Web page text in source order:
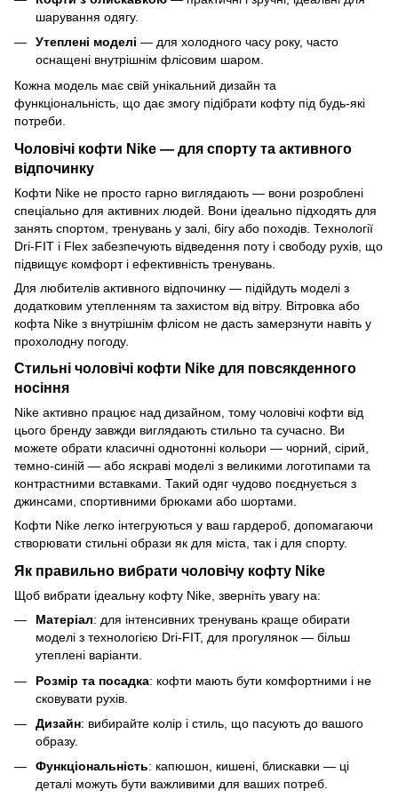
шарування одягу.
Утеплені моделі — для холодного часу року, часто
оснащені внутрішнім флісовим шаром.
Кожна модель має свій унікальний дизайн та
функціональність, що дає змогу підібрати кофту під будь-які
потреби.
Чоловічі кофти Nike — для спорту та активного
відпочинку
Кофти Nike не просто гарно виглядають — вони розроблені
спеціально для активних людей. Вони ідеально підходять для
занять спортом, тренувань у залі, бігу або походів. Технології
Dri-FIT і Flex забезпечують відведення поту і свободу рухів, що
підвищує комфорт і ефективність тренувань.
Для любителів активного відпочинку — підійдуть моделі з
додатковим утепленням та захистом від вітру. Вітровка або
кофта Nike з внутрішнім флісом не дасть замерзнути навіть у
прохолодну погоду.
Стильні чоловічі кофти Nike для повсякденного
носіння
Nike активно працює над дизайном, тому чоловічі кофти від
цього бренду завжди виглядають стильно та сучасно. Ви
можете обрати класичні однотонні кольори — чорний, сірий,
темно-синій — або яскраві моделі з великими логотипами та
контрастними вставками. Такий одяг чудово поєднується з
джинсами, спортивними брюками або шортами.
Кофти Nike легко інтегруються у ваш гардероб, допомагаючи
створювати стильні образи як для міста, так і для спорту.
Як правильно вибрати чоловічу кофту Nike
Щоб вибрати ідеальну кофту Nike, зверніть увагу на:
Матеріал: для інтенсивних тренувань краще обирати
моделі з технологією Dri-FIT, для прогулянок — більш
утеплені варіанти.
Розмір та посадка: кофти мають бути комфортними і не
сковувати рухів.
Дизайн: вибирайте колір і стиль, що пасують до вашого
образу.
Функціональність: капюшон, кишені, блискавки — ці
деталі можуть бути важливими для ваших потреб.